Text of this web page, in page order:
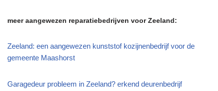
meer aangewezen reparatiebedrijven voor Zeeland:
Zeeland: een aangewezen kunststof kozijnenbedrijf voor de
gemeente Maashorst
Garagedeur probleem in Zeeland? erkend deurenbedrijf